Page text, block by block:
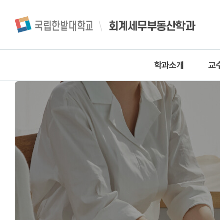
회계세무부동산학과
학과소개
인사말
학과소개
학과연혁
찾아오시는길
교